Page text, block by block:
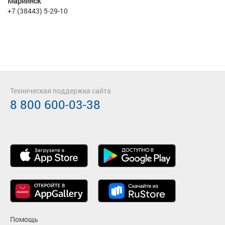
+7 (38443) 5-29-10
Помощь
Техническая поддержка сайта
8 800 600-03-38